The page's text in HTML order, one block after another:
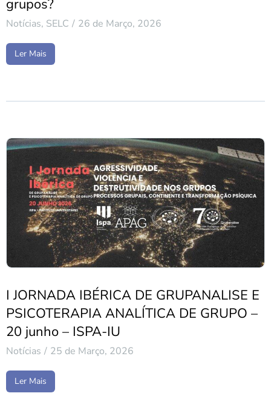
grupos?
Notícias, SELC 26 de Março, 2026
Ler Mais
I JORNADA IBÉRICA DE GRUPANALISE E
PSICOTERAPIA ANALÍTICA DE GRUPO –
20 junho – ISPA-IU
Notícias 25 de Março, 2026
Ler Mais